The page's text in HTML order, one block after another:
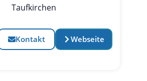
Taufkirchen
Kontakt Webseite